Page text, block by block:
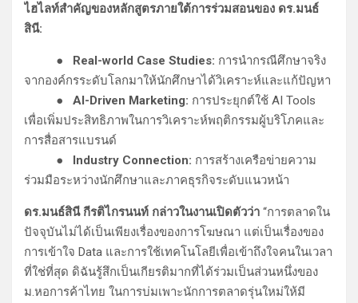
ไฮไลท์สำคัญของหลักสูตรภายใต้การร่วมสอนของ ดร.มนธ์
สินี:
● Real-world Case Studies: การนำกรณีศึกษาจริง
จากองค์กรระดับโลกมาให้นักศึกษาได้วิเคราะห์และแก้ปัญหา
● AI-Driven Marketing: การประยุกต์ใช้ AI Tools
เพื่อเพิ่มประสิทธิภาพในการวิเคราะห์พฤติกรรมผู้บริโภคและ
การสื่อสารแบรนด์
● Industry Connection: การสร้างเครือข่ายความ
ร่วมมือระหว่างนักศึกษาและภาคธุรกิจระดับแนวหน้า
ดร.มนธ์สินี กีรติไกรนนท์ กล่าวในงานเปิดตัวว่า “การตลาดใน
ปัจจุบันไม่ได้เป็นเพียงเรื่องของการโฆษณา แต่เป็นเรื่องของ
การเข้าใจ Data และการใช้เทคโนโลยีเพื่อเข้าถึงใจคนในเวลา
ที่ใช่ที่สุด ดิฉันรู้สึกเป็นเกียรติมากที่ได้ร่วมเป็นส่วนหนึ่งของ
ม.หอการค้าไทย ในการบ่มเพาะนักการตลาดรุ่นใหม่ให้มี